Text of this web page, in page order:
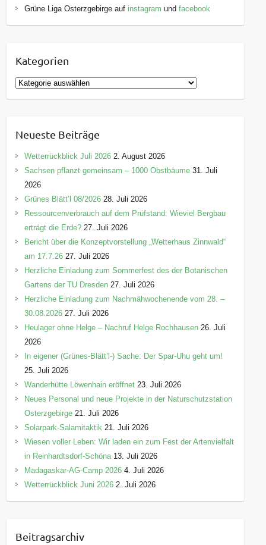
Grüne Liga Osterzgebirge auf instagram undfacebook
Kategorien
K
a
g
o
r
e
n
Neueste Beiträge
Wetterrückblick Juli 2026 2. August 2026
Sachsen pflanzt gemeinsam – 1000 Obstbäume 31. Juli
2026
Grünes Blätt’l 08/2026 28. Juli 2026
Ressourcenverbrauch auf dem Prüfstand: Wieviel Bergbau
erträgt die Erde? 27. Juli 2026
Bericht über die Konzeptvorstellung „Wetterhaus Zinnwald“
am 17.7.26 27. Juli 2026
Herzliche Einladung zum Sommerfest des der Botanischen
Gartens der TU Dresden 27. Juli 2026
Herzliche Einladung zum Nachmähwochenende vom 28. –
30.08.2026 27. Juli 2026
Heulager ohne Helge – Nachruf Helge Rochhausen 26. Juli
2026
In eigener (Grünes-Blätt’l-) Sache: Der Spar-Uhu geht um!
25. Juli 2026
Wanderhütte Löwenhain eröffnet 23. Juli 2026
Neues Personal und neue Projekte in der Naturschutzstation
Osterzgebirge 21. Juli 2026
Solarpark-Salamitaktik 21. Juli 2026
Wiesen voller Leben: Wir laden ein zum Fest der Artenvielfalt
in Reinhardtsdorf-Schöna 13. Juli 2026
Madagaskar-AG-Camp 2026 4. Juli 2026
Wetterrückblick Juni 2026 2. Juli 2026
Beitragsarchiv